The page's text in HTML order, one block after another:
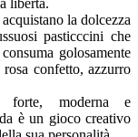
libertà.
la dolcezza
pasticccini che
golosamente
confetto, azzurro
forte, moderna e
è un gioco creativo